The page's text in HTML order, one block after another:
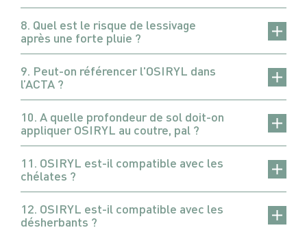
8. Quel est le risque de lessivage
après une forte pluie ?
9. Peut-on référencer l'OSIRYL dans
l’ACTA ?
10. A quelle profondeur de sol doit-on
appliquer OSIRYL au coutre, pal ?
11. OSIRYL est-il compatible avec les
chélates ?
12. OSIRYL est-il compatible avec les
désherbants ?